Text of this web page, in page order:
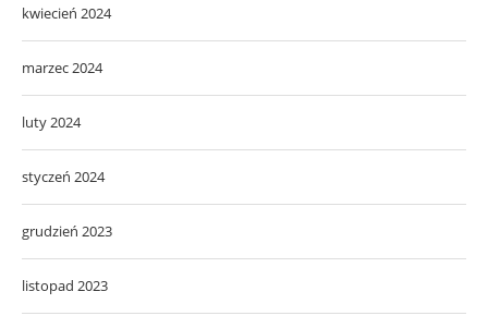
kwiecień 2024
marzec 2024
luty 2024
styczeń 2024
grudzień 2023
listopad 2023